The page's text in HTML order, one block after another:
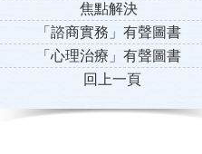
焦點解決
「諮商實務」有聲圖書
「心理治療」有聲圖書
回上一頁